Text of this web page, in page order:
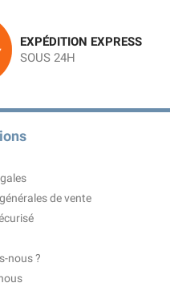
EXPÉDITION EXPRESS
SOUS 24H
de vente
nous ?